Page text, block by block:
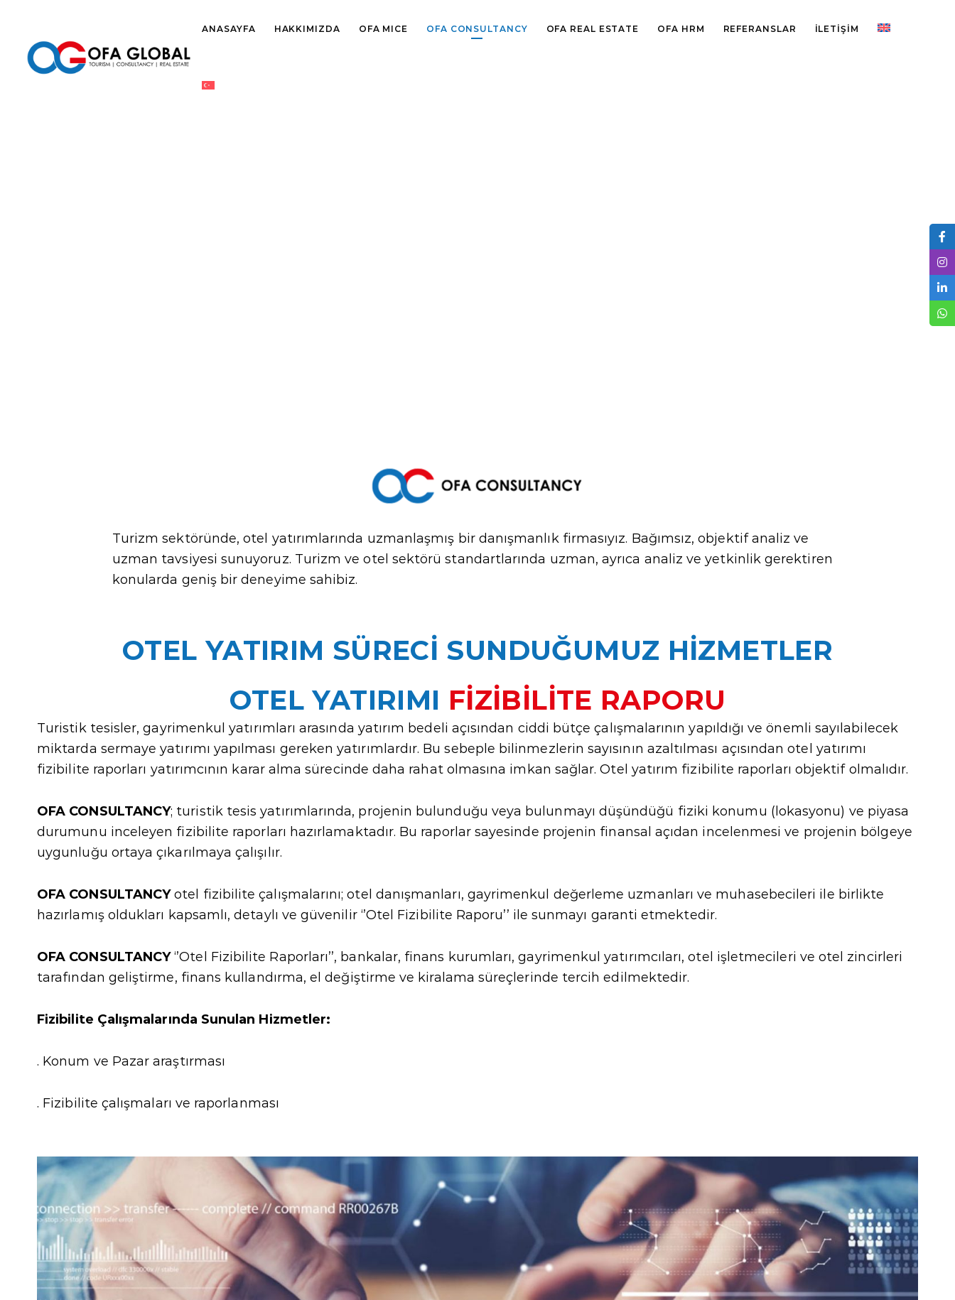
ANASAYFA HAKKIMIZDA OFA MICE OFA CONSULTANCY OFA REAL ESTATE OFA HRM REFERANSLAR İLETİŞİM
Turizm sektöründe, otel yatırımlarında uzmanlaşmış bir danışmanlık firmasıyız. Bağımsız, objektif analiz ve
uzman tavsiyesi sunuyoruz. Turizm ve otel sektörü standartlarında uzman, ayrıca analiz ve yetkinlik gerektiren
konularda geniş bir deneyime sahibiz.
OTEL YATIRIM SÜRECİ SUNDUĞUMUZ HİZMETLER
OTEL YATIRIMI FİZİBİLİTE RAPORU
Turistik tesisler, gayrimenkul yatırımları arasında yatırım bedeli açısından ciddi bütçe çalışmalarının yapıldığı ve önemli sayılabilecek
miktarda sermaye yatırımı yapılması gereken yatırımlardır. Bu sebeple bilinmezlerin sayısının azaltılması açısından otel yatırımı
fizibilite raporları yatırımcının karar alma sürecinde daha rahat olmasına imkan sağlar. Otel yatırım fizibilite raporları objektif olmalıdır.
OFA CONSULTANCY; turistik tesis yatırımlarında, projenin bulunduğu veya bulunmayı düşündüğü fiziki konumu (lokasyonu) ve piyasa
durumunu inceleyen fizibilite raporları hazırlamaktadır. Bu raporlar sayesinde projenin finansal açıdan incelenmesi ve projenin bölgeye
uygunluğu ortaya çıkarılmaya çalışılır.
OFA CONSULTANCYotel fizibilite çalışmalarını; otel danışmanları, gayrimenkul değerleme uzmanları ve muhasebecileri ile birlikte
hazırlamış oldukları kapsamlı, detaylı ve güvenilir ‘’Otel Fizibilite Raporu’’ ile sunmayı garanti etmektedir.
OFA CONSULTANCY‘’Otel Fizibilite Raporları’’, bankalar, finans kurumları, gayrimenkul yatırımcıları, otel işletmecileri ve otel zincirleri
tarafından geliştirme, finans kullandırma, el değiştirme ve kiralama süreçlerinde tercih edilmektedir.
Fizibilite Çalışmalarında Sunulan Hizmetler:
. Konum ve Pazar araştırması
. Fizibilite çalışmaları ve raporlanması